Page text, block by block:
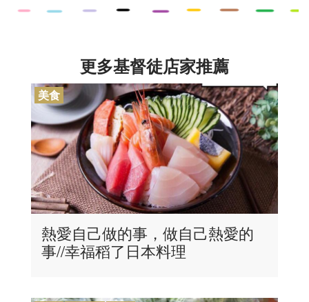
更多基督徒店家推薦
美食
熱愛自己做的事，做自己熱愛的
事//幸福稻了日本料理